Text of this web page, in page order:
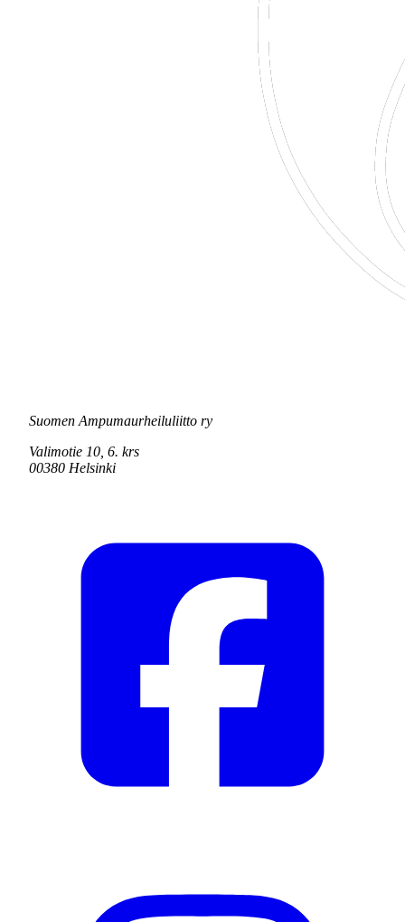
Suomen Ampumaurheiluliitto ry
Valimotie 10, 6. krs
00380 Helsinki